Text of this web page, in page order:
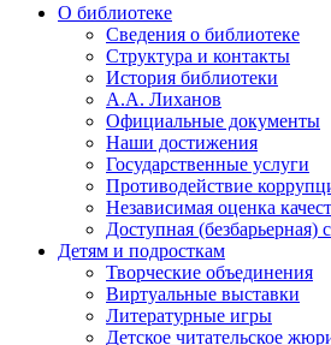
О библиотеке
Сведения о библиотеке
Структура и контакты
История библиотеки
А.А. Лиханов
Официальные документы
Наши достижения
Государственные услуги
Противодействие
Независимая оценка
Доступная (безбарьерная)
Детям и подросткам
Творческие объединения
Виртуальные выставки
Литературные игры
Детское читательское